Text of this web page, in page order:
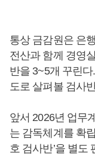
통상 금감원은 은
전산과 함께 경영
반을 3~5개 꾸린
도로 살펴볼 검사
앞서 2026년 업무
는 감독체계를 확
호 검사반’을 별도